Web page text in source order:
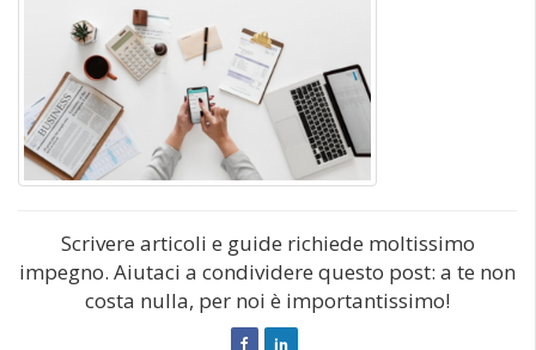
Scrivere articoli e guide richiede moltissimo
impegno. Aiutaci a condividere questo post: a te non
costa nulla, per noi è importantissimo!